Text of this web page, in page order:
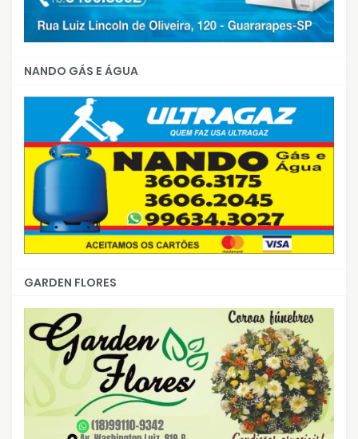
NANDO GÁS E ÁGUA
GARDEN FLORES